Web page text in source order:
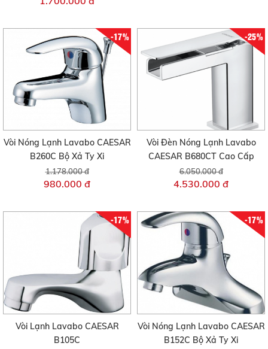
-17%
Vòi Nóng Lạnh Lavabo CAESAR
B260C Bộ Xả Ty Xi
1.178.000 đ
980.000 đ
-25%
Vòi Đèn Nóng Lạnh Lavabo
CAESAR B680CT Cao Cấp
6.050.000 đ
4.530.000 đ
-17%
Vòi Lạnh Lavabo CAESAR
B105C
-17%
Vòi Nóng Lạnh Lavabo CAESAR
B152C Bộ Xả Ty Xi